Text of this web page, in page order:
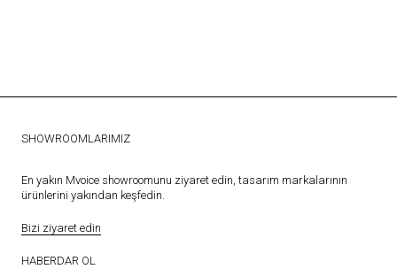
SHOWROOMLARIMIZ
En yakın Mvoice showroomunu ziyaret edin, tasarım markalarının
ürünlerini yakından keşfedin.
Bizi ziyaret edin
HABERDAR OL